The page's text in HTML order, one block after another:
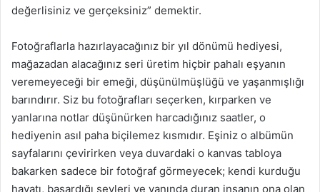
değerlisiniz ve gerçeksiniz” demektir.
Fotoğraflarla hazırlayacağınız bir yıl dönümü hediyesi,
mağazadan alacağınız seri üretim hiçbir pahalı eşyanın
veremeyeceği bir emeği, düşünülmüşlüğü ve yaşanmışlığı
barındırır. Siz bu fotoğrafları seçerken, kırparken ve
yanlarına notlar düşünürken harcadığınız saatler, o
hediyenin asıl paha biçilemez kısmıdır. Eşiniz o albümün
sayfalarını çevirirken veya duvardaki o kanvas tabloya
bakarken sadece bir fotoğraf görmeyecek; kendi kurduğu
hayatı, başardığı şeyleri ve yanında duran insanın ona olan